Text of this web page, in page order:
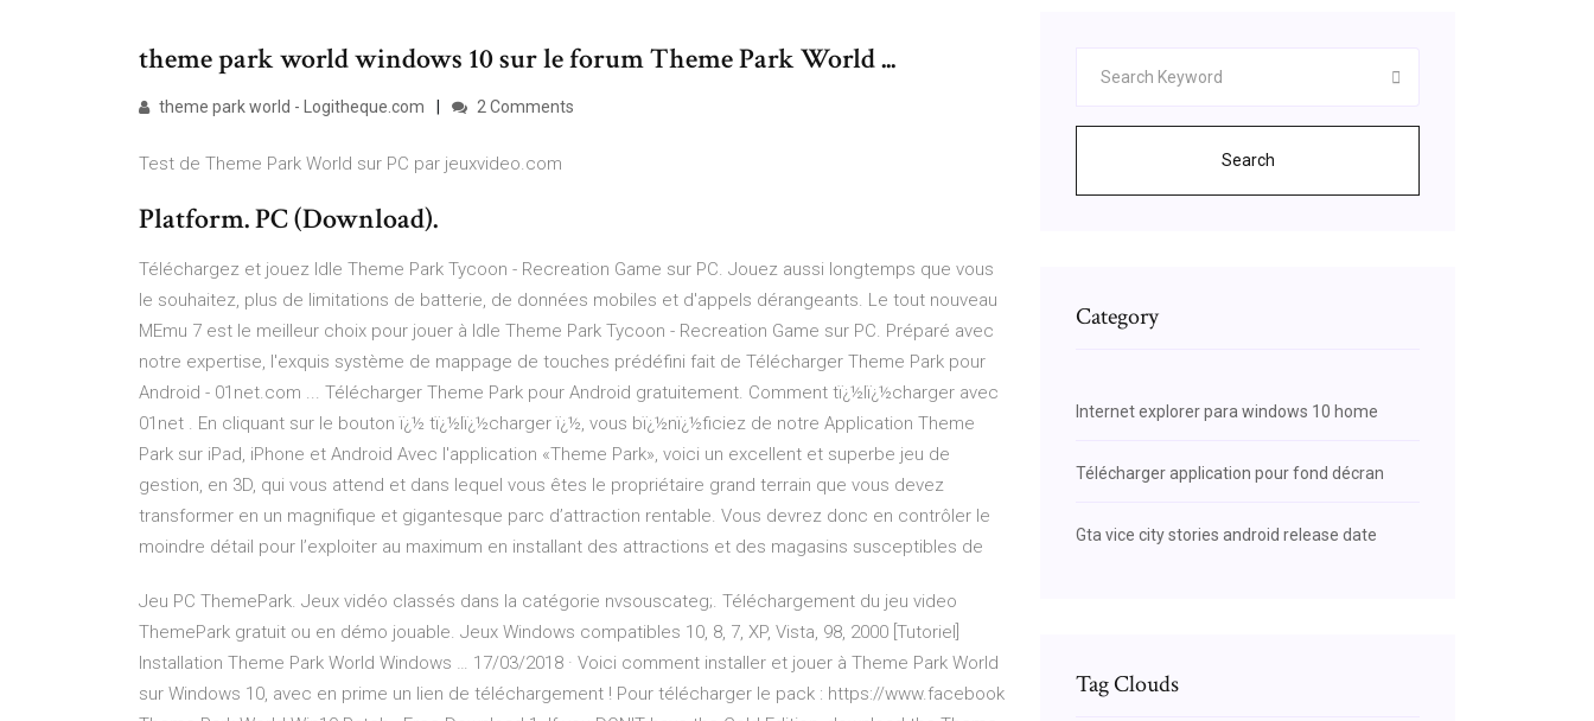
theme park world windows 10 sur le forum Theme Park World ...
theme park world - Logitheque.com 2 Comments
Test de Theme Park World sur PC par jeuxvideo.com
Platform. PC (Download).
Téléchargez et jouez Idle Theme Park Tycoon - Recreation Game sur PC. Jouez aussi longtemps que vous
le souhaitez, plus de limitations de batterie, de données mobiles et d'appels dérangeants. Le tout nouveau
MEmu 7 est le meilleur choix pour jouer à Idle Theme Park Tycoon - Recreation Game sur PC. Préparé avec
notre expertise, l'exquis système de mappage de touches prédéfini fait de Télécharger Theme Park pour
Android - 01net.com ... Télécharger Theme Park pour Android gratuitement. Comment tï¿½lï¿½charger avec
01net . En cliquant sur le bouton ï¿½ tï¿½lï¿½charger ï¿½, vous bï¿½nï¿½ficiez de notre Application Theme
Park sur iPad, iPhone et Android Avec l'application «Theme Park», voici un excellent et superbe jeu de
gestion, en 3D, qui vous attend et dans lequel vous êtes le propriétaire grand terrain que vous devez
transformer en un magnifique et gigantesque parc d’attraction rentable. Vous devrez donc en contrôler le
moindre détail pour l’exploiter au maximum en installant des attractions et des magasins susceptibles de
Jeu PC ThemePark. Jeux vidéo classés dans la catégorie nvsouscateg;. Téléchargement du jeu video
ThemePark gratuit ou en démo jouable. Jeux Windows compatibles 10, 8, 7, XP, Vista, 98, 2000 [Tutoriel]
Installation Theme Park World Windows … 17/03/2018 · Voici comment installer et jouer à Theme Park World
sur Windows 10, avec en prime un lien de téléchargement ! Pour télécharger le pack : https://www.facebook
Search
Category
Internet explorer para windows 10 home
Télécharger application pour fond décran
Gta vice city stories android release date
Tag Clouds